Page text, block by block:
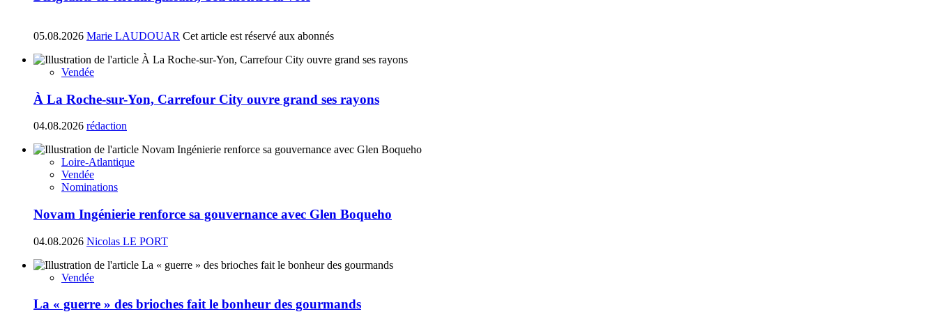
05.08.2026 Marie LAUDOUAR Cet article est réservé aux abonnés
Vendée
À La Roche-sur-Yon, Carrefour City ouvre grand ses rayons
04.08.2026 rédaction
Loire-Atlantique
Vendée
Nominations
Novam Ingénierie renforce sa gouvernance avec Glen Boqueho
04.08.2026 Nicolas LE PORT
Vendée
La « guerre » des brioches fait le bonheur des gourmands